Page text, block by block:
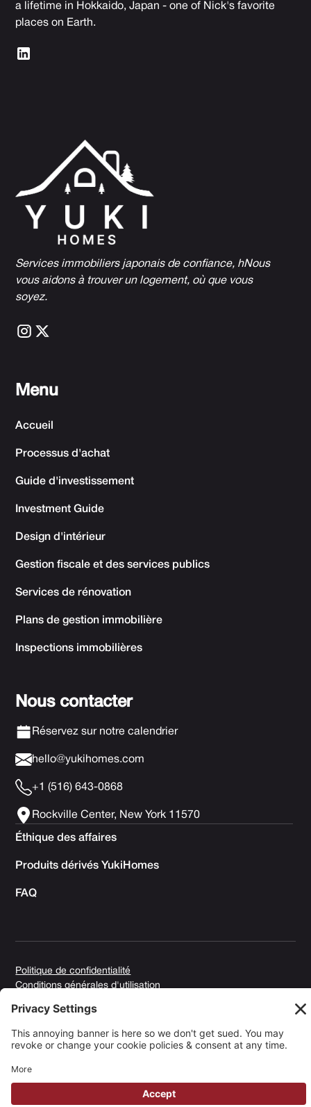
a lifetime in Hokkaido, Japan - one of Nick's favorite
places on Earth.
Services immobiliers japonais de confiance, hNous
vous aidons à trouver un logement, où que vous
soyez.
Menu
Accueil
Processus d'achat
Guide d'investissement
Investment Guide
Design d'intérieur
Gestion fiscale et des services publics
Services de rénovation
Plans de gestion immobilière
Inspections immobilières
Nous contacter
Réservez sur notre calendrier
hello@yukihomes.com
+1 (516) 643-0868
Rockville Center, New York 11570
Éthique des affaires
Produits dérivés YukiHomes
FAQ
Copyright © 2025 Yuki Homes | Propulsé par avianu. ™
Politique de confidentialité
Conditions générales d'utilisation